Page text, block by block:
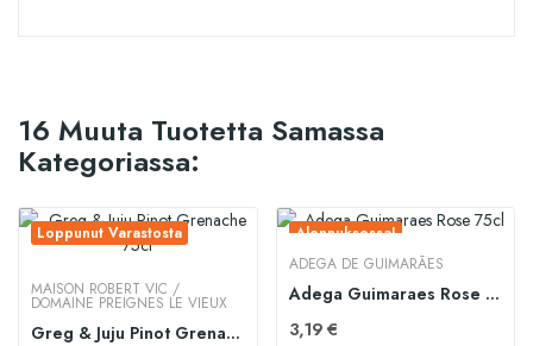
16 Muuta Tuotetta Samassa
Kategoriassa:
Loppunut Varastosta
MAISON ROBERT VIC /
DOMAINE PREIGNES LE VIEUX
Greg & Juju Pinot Grenache 75cl
Alennuksessa!
ADEGA DE GUIMARÃES
Adega Guimaraes Rose 75cl
3,19 €